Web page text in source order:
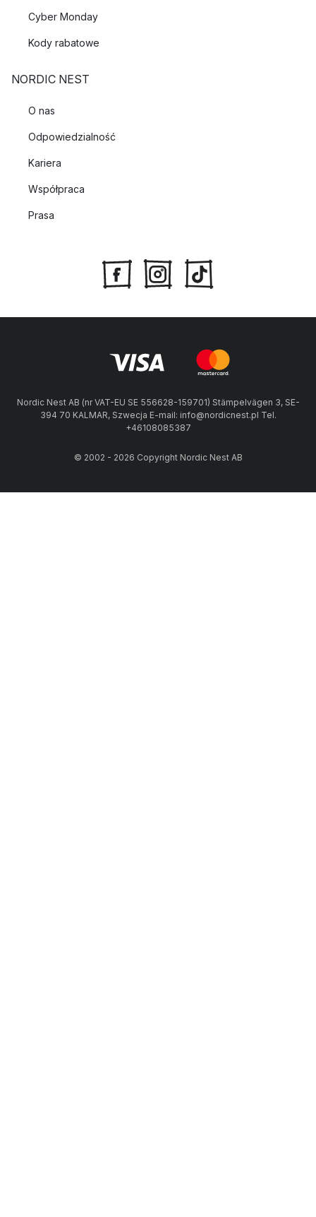
Cyber Monday
Kody rabatowe
NORDIC NEST
O nas
Odpowiedzialność
Kariera
Współpraca
Prasa
Nordic Nest AB (nr VAT-EU SE 556628-159701) Stämpelvägen 3, SE-
394 70 KALMAR, Szwecja E-mail: info@nordicnest.pl Tel.
+46108085387
© 2002 - 2026 Copyright Nordic Nest AB